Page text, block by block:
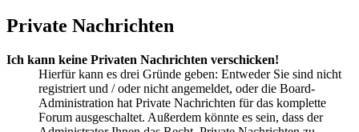
Private Nachrichten
Ich kann keine Privaten Nachrichten verschicken!
Hierfür kann es drei Gründe geben: Entweder Sie sind nicht
registriert und / oder nicht angemeldet, oder die Board-
Administration hat Private Nachrichten für das komplette
Forum ausgeschaltet. Außerdem könnte es sein, dass der